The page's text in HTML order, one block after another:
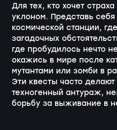
Для тех, кто хочет
уклоном. Представь
космической станции,
загадочных
где пробудилось нечто
окажись в мире после
мутантами или зомби в
Эти квесты часто
техногенный антураж,
борьбу за выживание в